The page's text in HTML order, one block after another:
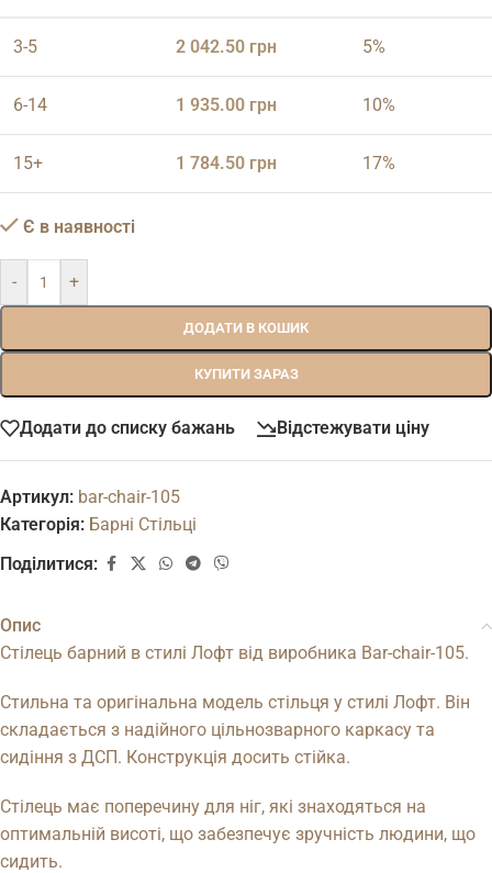
3-5 2 042.50 грн 5%
6-14 1 935.00 грн 10%
15+ 1 784.50 грн 17%
Є в наявності
- +
ДОДАТИ В КОШИК
КУПИТИ ЗАРАЗ
Додати до списку бажань Відстежувати ціну
Артикул: bar-chair-105
Категорія: Барні Стільці
Поділитися:
Опис
Стілець барний в стилі Лофт від виробника Bar-chair-105.
Стильна та оригінальна модель стільця у стилі Лофт. Він
складається з надійного цільнозварного каркасу та
сидіння з ДСП. Конструкція досить стійка.
Стілець має поперечину для ніг, які знаходяться на
оптимальній висоті, що забезпечує зручність людини, що
сидить.